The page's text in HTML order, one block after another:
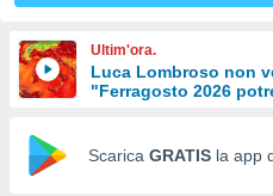
di
Web
Ultim'ora.
Luca Lombroso non
"Ferragosto 2026
Scarica GRATIS la app